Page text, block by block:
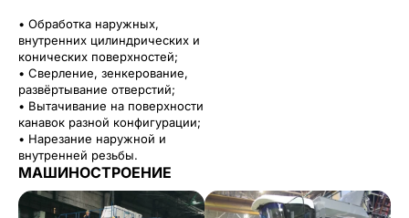
• Обработка наружных,
внутренних цилиндрических и
конических поверхностей;
• Сверление, зенкерование,
развёртывание отверстий;
• Вытачивание на поверхности
канавок разной конфигурации;
• Нарезание наружной и
внутренней резьбы.
МАШИНОСТРОЕНИЕ